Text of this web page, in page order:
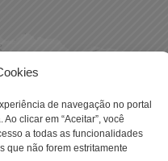
de navegação no portal
clicar em “Aceitar”, você
a todas as funcionalidades
que não forem estritamente